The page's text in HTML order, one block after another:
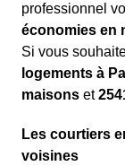
professionnel
économies en
Si vous
logements à
maisons et
Les courtiers
voisines